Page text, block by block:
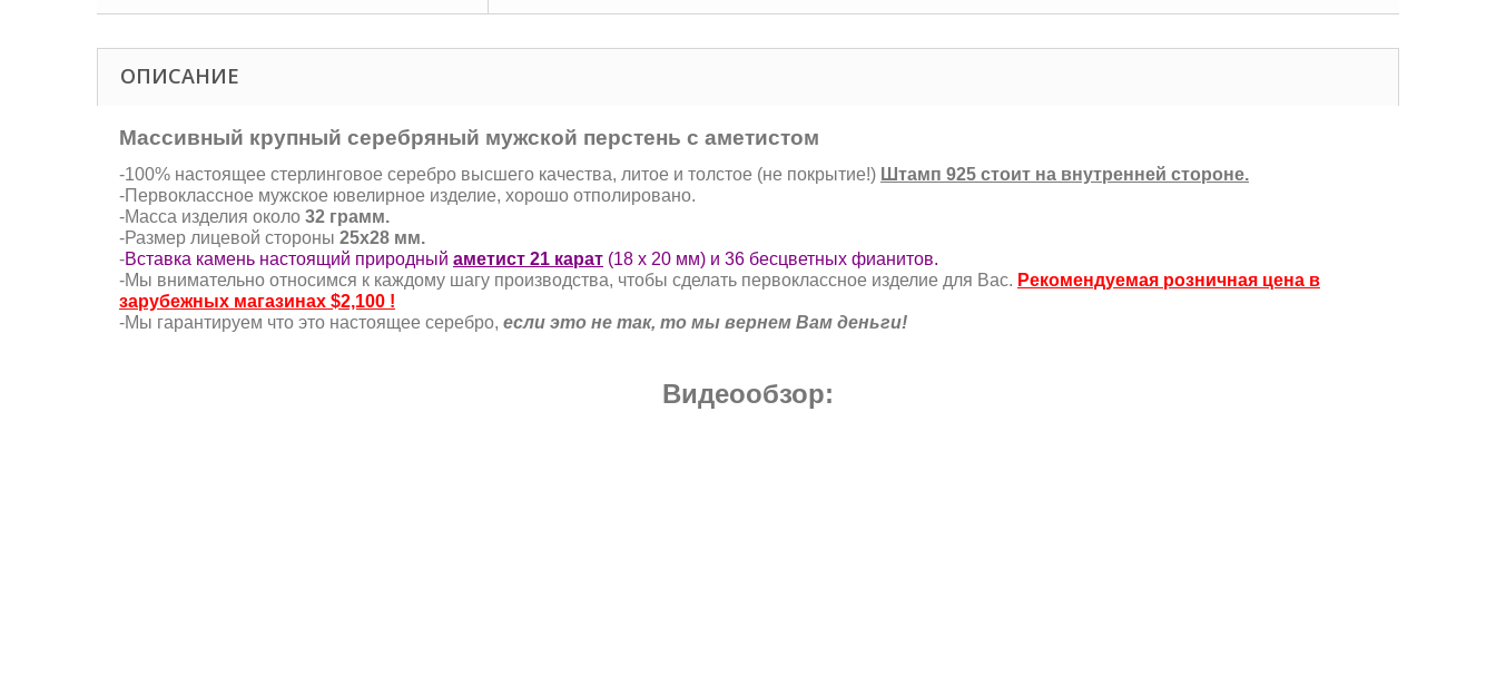
ОПИСАНИЕ
Массивный крупный серебряный мужской перстень с аметистом
-100% настоящее стерлинговое серебро высшего качества, литое и толстое (не покрытие!) Штамп 925 стоит на внутренней стороне.
-Первоклассное мужское ювелирное изделие, хорошо отполировано.
-Масса изделия около 32 грамм.
-Размер лицевой стороны 25х28 мм.
-Вставка камень настоящий природный аметист 21 карат (18 х 20 мм) и 36 бесцветных фианитов.
-Мы внимательно относимся к каждому шагу производства, чтобы сделать первоклассное изделие для Вас. Рекомендуемая розничная цена в
зарубежных магазинах $2,100 !
-Мы гарантируем что это настоящее серебро, если это не так, то мы вернем Вам деньги!
Видеообзор: